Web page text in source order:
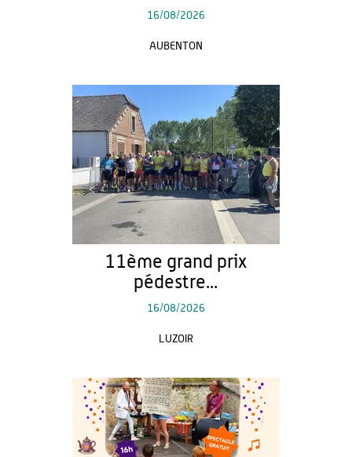
16/08/2026
AUBENTON
11ème grand prix
pédestre...
16/08/2026
LUZOIR